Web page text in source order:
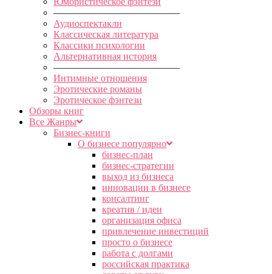
—————————————
Аудиоспектакли
Классическая литература
Классики психологии
Альтернативная история
—————————————
Интимные отношения
Эротические романы
Эротическое фэнтези
Обзоры книг
Все Жанры
Бизнес-книги
О бизнесе популярно
бизнес-план
бизнес-стратегии
выход из бизнеса
инновации в бизнесе
консалтинг
креатив / идеи
организация офиса
привлечение инвестиций
просто о бизнесе
работа с долгами
российская практика